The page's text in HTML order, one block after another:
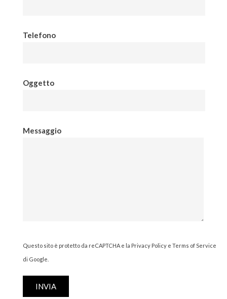
Telefono
Oggetto
Messaggio
Questo sito è protetto da reCAPTCHA e la Privacy Policy e Terms of Service
di Google.